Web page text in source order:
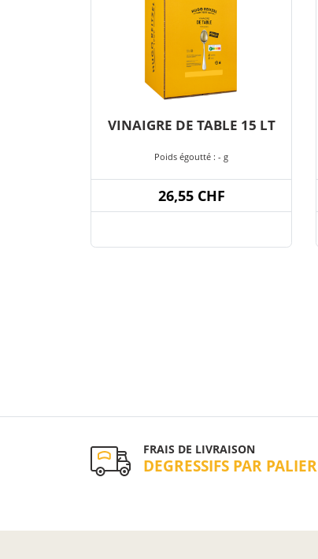
VINAIGRE DE TABLE 15 LT
Poids égoutté : - g
26,55 CHF
FRAIS DE LIVRAISON
DEGRESSIFS PAR PALIER